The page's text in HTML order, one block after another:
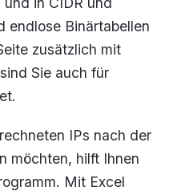
endlose Binärtabellen
zusätzlich mit
Sie auch für
IPs nach der
möchten, hilft Ihnen
Mit Excel